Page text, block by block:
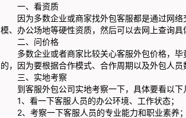
一、看资质
因为多数企业或商家找外包客服都是通过网络
模、办公场地等硬性资质，然后可以去网上查询
二、问价格
多数企业或者商家比较关心客服外包价格，毕
的，因为要根据合作模式、合作周期以及外包人
三、实地考察
到客服外包公司实地考察一下，具体要看以下
1、看一下客服人员的办公环境、工作状态；
2、考察一下客服人员的专业能力和职业素养